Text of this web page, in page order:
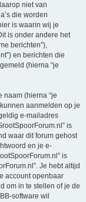
niet van
die worden
is waarin wij je
is onder andere het
berichten”),
en berichten die
(hierna “je
naam (hierna “je
aanmelden op je
e-mailadres
is
waar dit forum gehost
en je e-
is
Je hebt altijd
account openbaar
om in te stellen of je de
software wil